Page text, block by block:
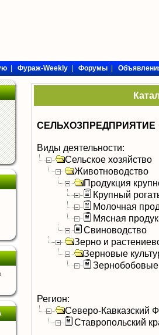
|Фураж-Weekly|Форумы|
СЕЛЬХОЗПРЕДПРИЯТИЕ
Виды деятельности:
Сельское хозяйство
Животноводство
Продукция
Крупный
Молочная
Мясная
Свиноводство
Зерно и
Зерновые
Зернобобовые
Регион:
Северо-Кавказский
Ставропольский